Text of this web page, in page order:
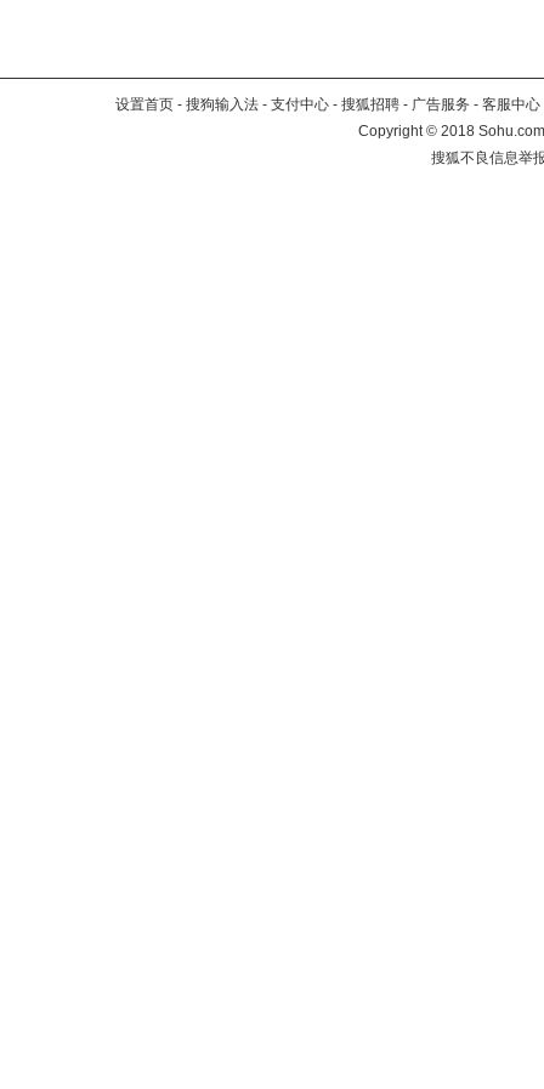
设置首页 - 搜狗输入法 - 支付中心 - 搜狐招聘 - 广告服务 - 客服中心
Copyright©2018
搜狐不良信息举